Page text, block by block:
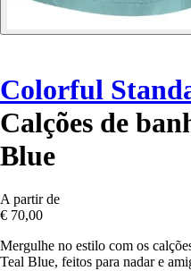
Colorful
Calções de
Blue
A partir de
€ 70,00
Mergulhe no estilo com os
Teal Blue, feitos para nadar e